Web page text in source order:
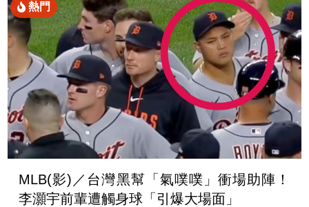
熱門
MLB(影)／台灣黑幫「氣噗噗」衝場助陣！
李灝宇前輩遭觸身球「引爆大場面」